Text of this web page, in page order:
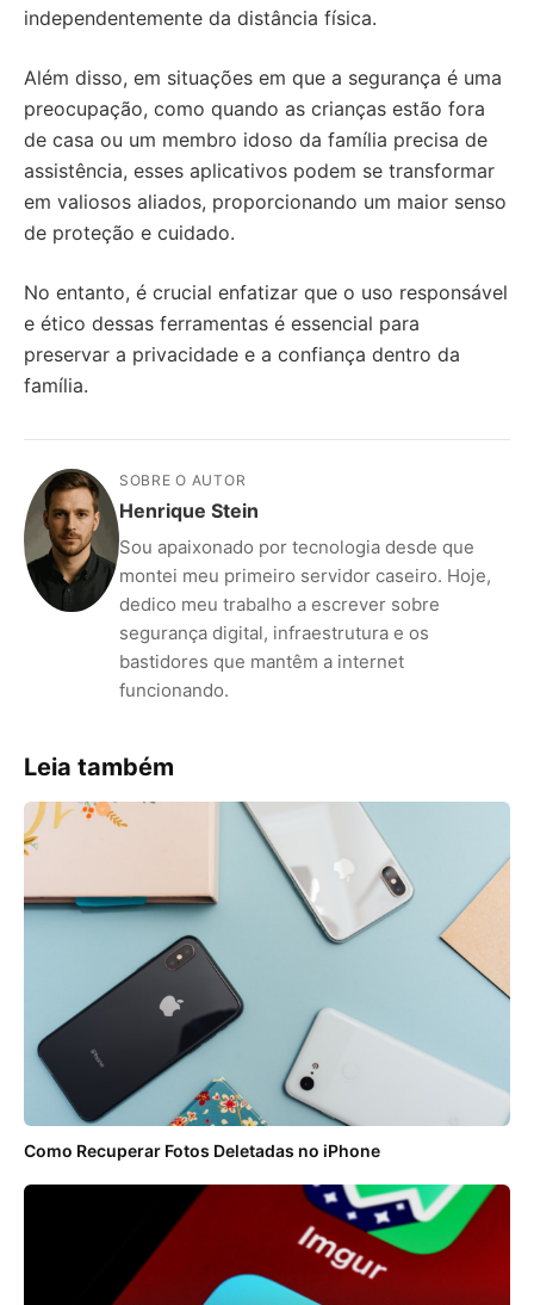
independentemente da distância física.
Além disso, em situações em que a segurança é uma
preocupação, como quando as crianças estão fora
de casa ou um membro idoso da família precisa de
assistência, esses aplicativos podem se transformar
em valiosos aliados, proporcionando um maior senso
de proteção e cuidado.
No entanto, é crucial enfatizar que o uso responsável
e ético dessas ferramentas é essencial para
preservar a privacidade e a confiança dentro da
família.
SOBRE O AUTOR
Henrique Stein
Sou apaixonado por tecnologia desde que
montei meu primeiro servidor caseiro. Hoje,
dedico meu trabalho a escrever sobre
segurança digital, infraestrutura e os
bastidores que mantêm a internet
funcionando.
Leia também
Como Recuperar Fotos Deletadas no iPhone